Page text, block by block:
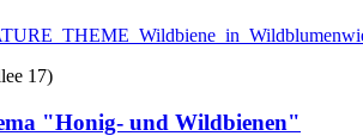
17)
"Honig- und Wildbienen"